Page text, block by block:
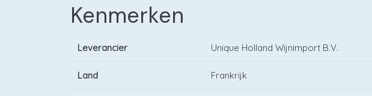
Kenmerken
Leverancier Unique Holland Wijnimport B.V.
Land Frankrijk